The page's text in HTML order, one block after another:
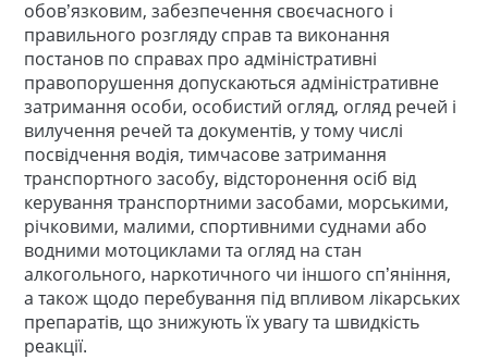
обов’язковим, забезпечення своєчасного і
правильного розгляду справ та виконання
постанов по справах про адміністративні
правопорушення допускаються адміністративне
затримання особи, особистий огляд, огляд речей і
вилучення речей та документів, у тому числі
посвідчення водія, тимчасове затримання
транспортного засобу, відсторонення осіб від
керування транспортними засобами, морськими,
річковими, малими, спортивними суднами або
водними мотоциклами та огляд на стан
алкогольного, наркотичного чи іншого сп’яніння,
а також щодо перебування під впливом лікарських
препаратів, що знижують їх увагу та швидкість
реакції.